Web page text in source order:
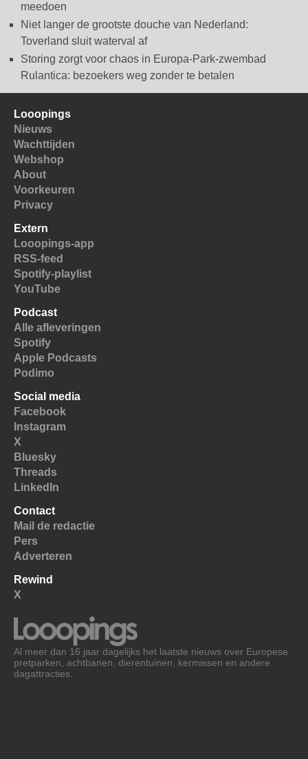
meedoen
Niet langer de grootste douche van Nederland:
Toverland sluit waterval af
Storing zorgt voor chaos in Europa-Park-zwembad
Rulantica: bezoekers weg zonder te betalen
Looopings
Nieuws
Wachttijden
Webshop
About
Voorkeuren
Privacy
Extern
Looopings-app
RSS-feed
Spotify-playlist
YouTube
Podcast
Alle afleveringen
Spotify
Apple Podcasts
Podimo
Social media
Facebook
Instagram
X
Bluesky
Threads
LinkedIn
Contact
Mail de redactie
Pers
Adverteren
Rewind
X
Al meer dan 16 jaar dagelijks het laatste nieuws over Europese
pretparken, achtbanen, dierentuinen, kermissen en andere
dagattracties.